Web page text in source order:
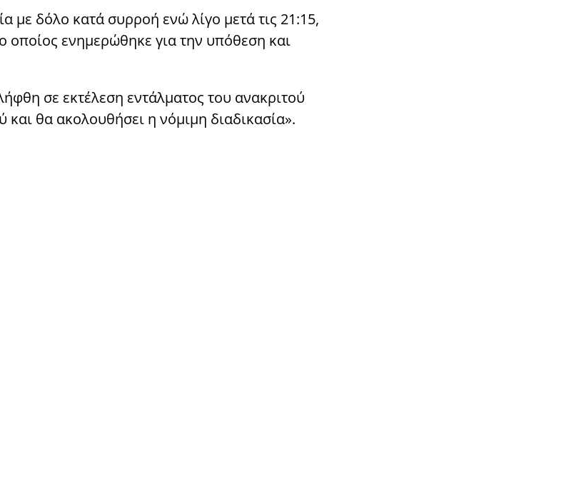
δόλο κατά συρροή ενώ λίγο μετά τις 21:15,
οποίος ενημερώθηκε για την υπόθεση και
σε εκτέλεση εντάλματος του ανακριτού
θα ακολουθήσει η νόμιμη διαδικασία».